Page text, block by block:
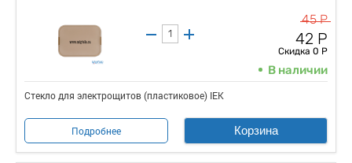
45 Р
42 Р
Скидка 0 Р
В наличии
Стекло для электрощитов (пластиковое) IEK
Подробнее Корзина